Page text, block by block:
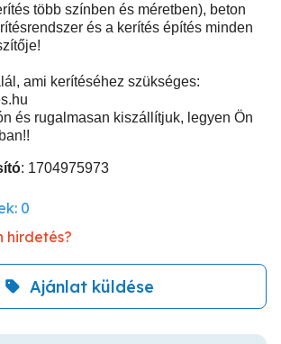
több színben és méretben), beton
és a kerítés építés minden
ami kerítéséhez szükséges:
és rugalmasan kiszállítjuk, legyen Ön
: 1704975973
0
hirdetés?
Ajánlat küldése